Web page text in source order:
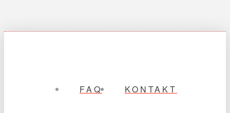
FAQ KONTAKT